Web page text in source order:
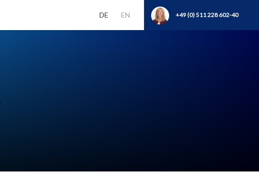
+49 (0) 511 228 602-40
DE EN